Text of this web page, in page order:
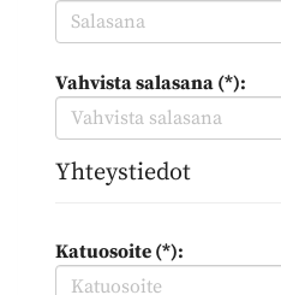
Vahvista salasana (*):
Yhteystiedot
Katuosoite (*):